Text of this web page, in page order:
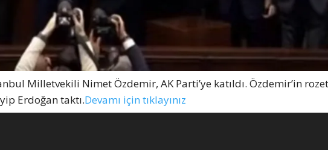
Milletvekili Nimet Özdemir, AK Parti’ye katıldı. Özdemir’in
Erdoğan taktı.Devamı için tıklayınız